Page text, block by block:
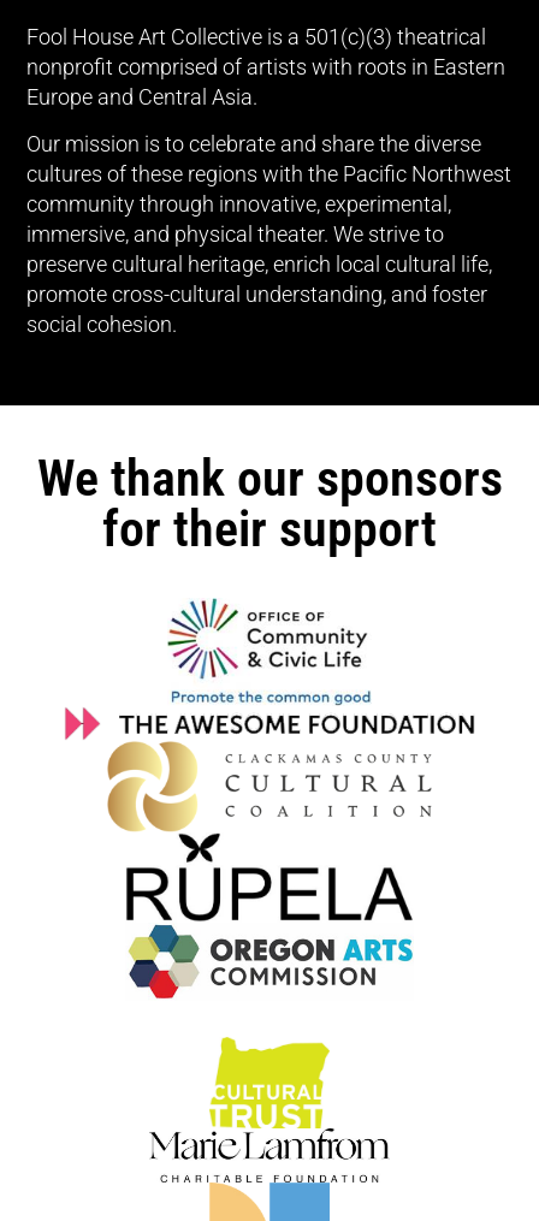
Fool House Art Collective is a 501(c)(3) theatrical
nonprofit comprised of artists with roots in Eastern
Europe and Central Asia.
Our mission is to celebrate and share the diverse
cultures of these regions with the Pacific Northwest
community through innovative, experimental,
immersive, and physical theater. We strive to
preserve cultural heritage, enrich local cultural life,
promote cross-cultural understanding, and foster
social cohesion.
We thank our sponsors
for their support